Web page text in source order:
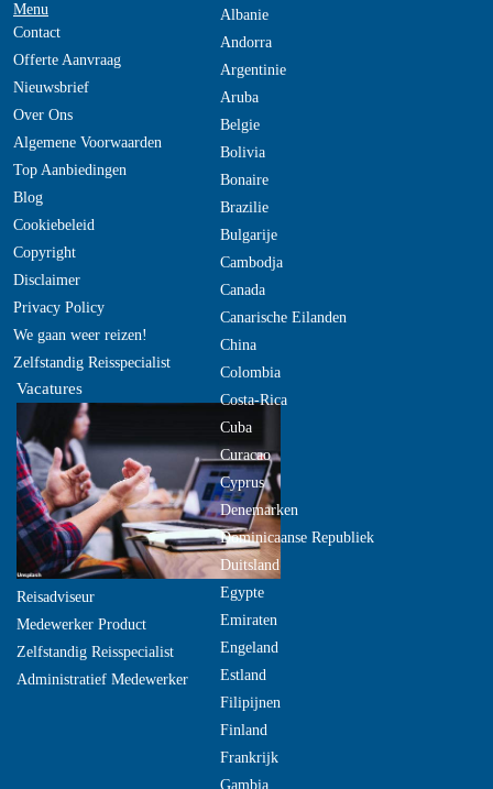
Menu
Contact
Offerte Aanvraag
Nieuwsbrief
Over Ons
Algemene Voorwaarden
Top Aanbiedingen
Blog
Cookiebeleid
Copyright
Disclaimer
Privacy Policy
We gaan weer reizen!
Zelfstandig Reisspecialist
Vacatures
Reisadviseur
Medewerker Product
Zelfstandig Reisspecialist
Administratief Medewerker
Albanie
Andorra
Argentinie
Aruba
Belgie
Bolivia
Bonaire
Brazilie
Bulgarije
Cambodja
Canada
Canarische Eilanden
China
Colombia
Costa-Rica
Cuba
Curacao
Cyprus
Denemarken
Dominicaanse Republiek
Duitsland
Egypte
Emiraten
Engeland
Estland
Filipijnen
Finland
Frankrijk
Gambia